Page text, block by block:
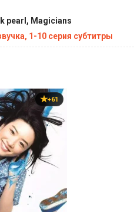
pearl, Magicians
1-10 серия субтитры
+61